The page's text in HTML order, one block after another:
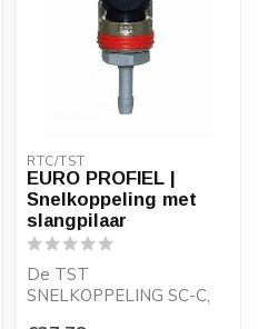
RTC/TST
EURO PROFIEL |
Snelkoppeling met
slangpilaar
De TST
SNELKOPPELING SC-C,